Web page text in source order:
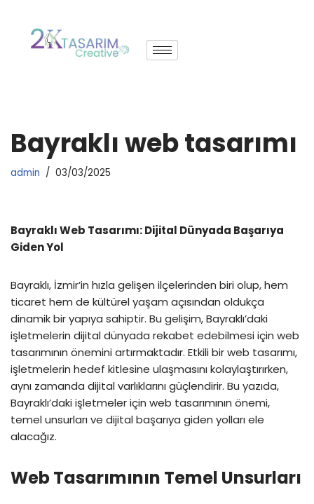
İçeriğe
Bayraklı web tasarımı
admin 03/03/2025
Bayraklı Web Tasarımı: Dijital Dünyada Başarıya
Giden Yol
Bayraklı, İzmir’in hızla gelişen ilçelerinden biri olup, hem
ticaret hem de kültürel yaşam açısından oldukça
dinamik bir yapıya sahiptir. Bu gelişim, Bayraklı’daki
işletmelerin dijital dünyada rekabet edebilmesi için web
tasarımının önemini artırmaktadır. Etkili bir web tasarımı,
işletmelerin hedef kitlesine ulaşmasını kolaylaştırırken,
aynı zamanda dijital varlıklarını güçlendirir. Bu yazıda,
Bayraklı’daki işletmeler için web tasarımının önemi,
temel unsurları ve dijital başarıya giden yolları ele
alacağız.
Web Tasarımının Temel Unsurları